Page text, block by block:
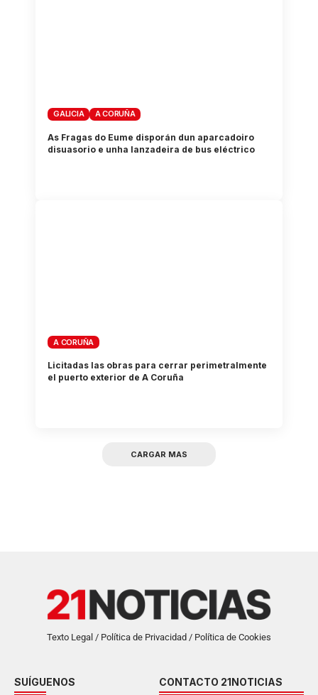
GALICIA A CORUÑA
As Fragas do Eume disporán dun aparcadoiro
disuasorio e unha lanzadeira de bus eléctrico
A CORUÑA
Licitadas las obras para cerrar perimetralmente
el puerto exterior de A Coruña
CARGAR MAS
Texto Legal / Política de Privacidad / Política de Cookies
SUÍGUENOS
CONTACTO 21NOTICIAS